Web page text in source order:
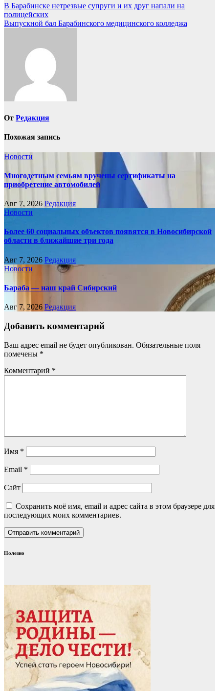
Навигация
по
В Барабинске нетрезвые супруги и их друг напали на
полицейских
Выпускной бал Барабинского медицинского колледжа
От Редакция
Похожая запись
Новости
Многодетным семьям вручены сертификаты на
приобретение автомобилей
Авг 7, 2026 Редакция
Новости
Более 60 социальных объектов появятся в Новосибирской
области в ближайшие три года
Авг 7, 2026 Редакция
Новости
Бараба — наш край Сибирский
Авг 7, 2026 Редакция
Добавить комментарий
Ваш адрес email не будет опубликован. Обязательные поля
помечены *
Комментарий *
Имя *
Email *
Сайт
Сохранить моё имя, email и адрес сайта в этом браузере для
последующих моих комментариев.
Полезно